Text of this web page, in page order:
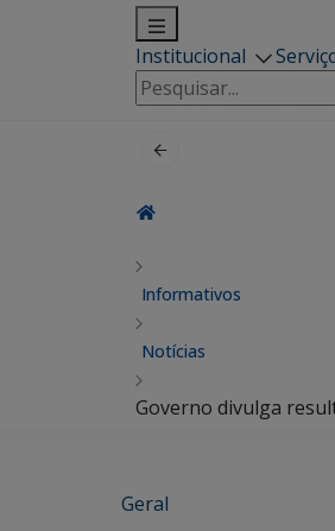
Institucional
Pesquisar
por:
Informativos
Notícias
Governo divulga
Geral